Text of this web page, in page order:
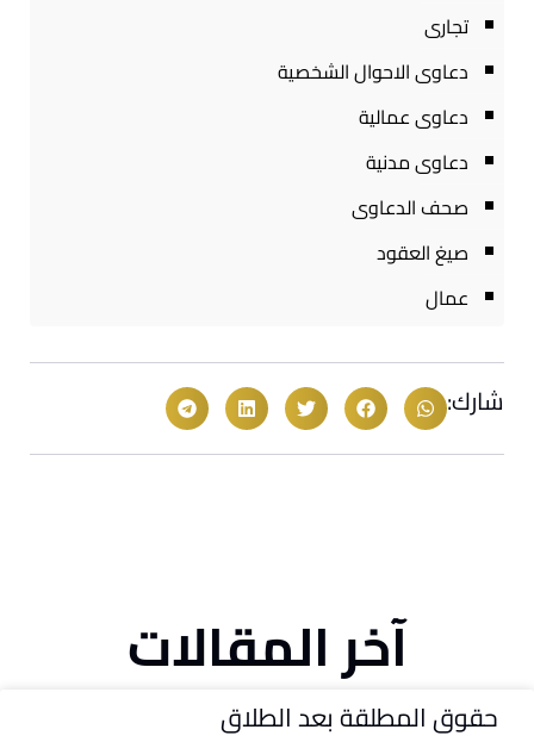
تجارى
دعاوى الاحوال الشخصية
دعاوى عمالية
دعاوى مدنية
صحف الدعاوى
صيغ العقود
عمال
شارك:
آخر المقالات
حقوق المطلقة بعد الطلاق